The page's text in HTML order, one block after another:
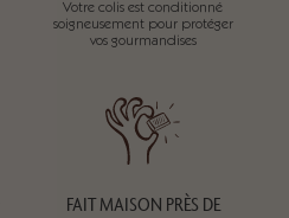
Votre colis est conditionné
soigneusement pour protéger
vos gourmandises
FAIT MAISON PRÈS DE